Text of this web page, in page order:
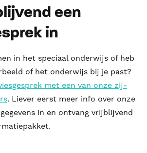
een
in
in het speciaal onderwijs of heb
of het onderwijs bij je past?
met een van onze zij-
. Liever eerst meer info over onze
in en ontvang vrijblijvend